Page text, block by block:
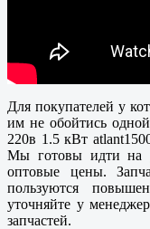
Для покупателей у
им не обойтись
220в 1.5 кВт
Мы готовы идти на
оптовые цены.
пользуются
уточняйте у
запчастей.